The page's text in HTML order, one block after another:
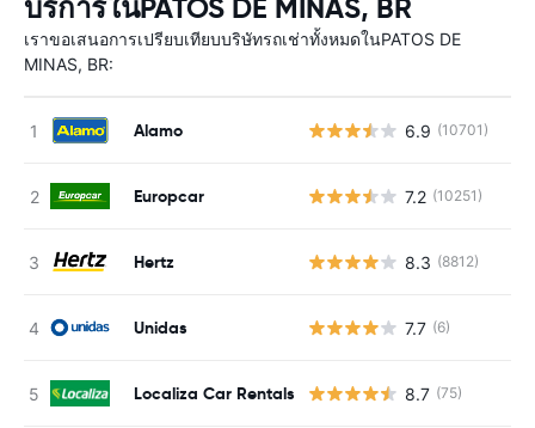
บริการในPATOS DE MINAS, BR
เราขอเสนอการเปรียบเทียบบริษัทรถเช่าทั้งหมดในPATOS DE
MINAS, BR:
Alamo 6.9 (10701)
Europcar 7.2 (10251)
Hertz 8.3 (8812)
Unidas 7.7 (6)
Localiza Car Rentals 8.7 (75)